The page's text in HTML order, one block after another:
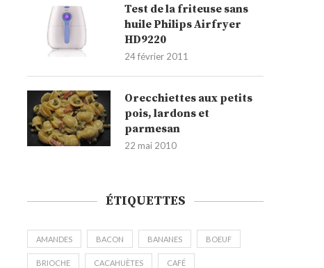
Test de la friteuse sans
huile Philips Airfryer
HD9220
24 février 2011
Orecchiettes aux petits
pois, lardons et
parmesan
22 mai 2010
ÉTIQUETTES
AMANDES BACON BANANES BOEUF
BRIOCHE CACAHUÈTES CAFÉ